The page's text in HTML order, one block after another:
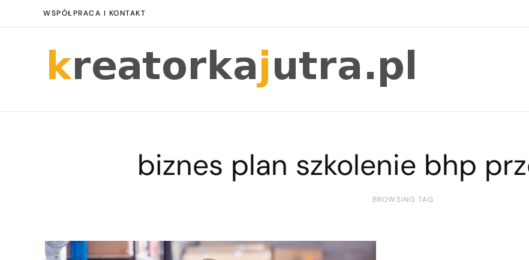
WSPÓŁPRACA I KONTAKT
biznes plan szkolenie bhp
BROWSING TAG